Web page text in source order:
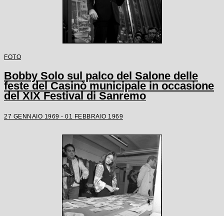
FOTO
Bobby Solo sul palco del Salone delle
feste del Casinò municipale in occasione
del XIX Festival di Sanremo
27 GENNAIO 1969 - 01 FEBBRAIO 1969